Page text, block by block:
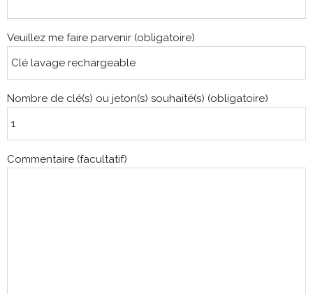
Veuillez me faire parvenir (obligatoire)
Nombre de clé(s) ou jeton(s) souhaité(s) (obligatoire)
Commentaire (facultatif)